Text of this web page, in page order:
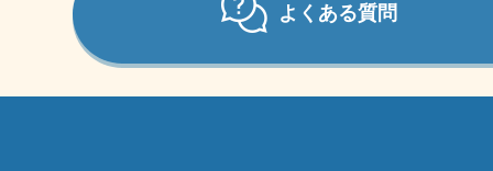
よくある質問